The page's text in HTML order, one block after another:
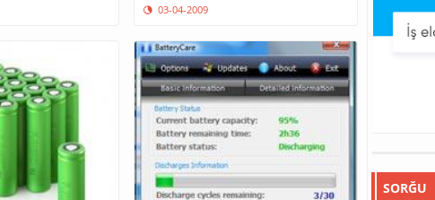
03-04-2009
SORĞU